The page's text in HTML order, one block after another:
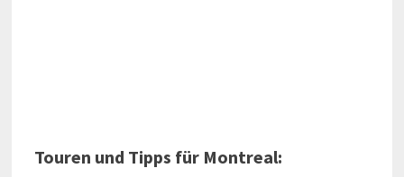
Touren und Tipps für Montreal: